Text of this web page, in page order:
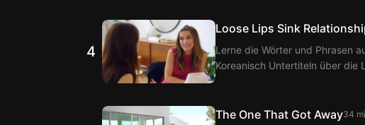
4
Loose Lips Sink
Lerne die Wörter und Phrasen
Koreanisch Untertiteln über die
The One That Got Away34